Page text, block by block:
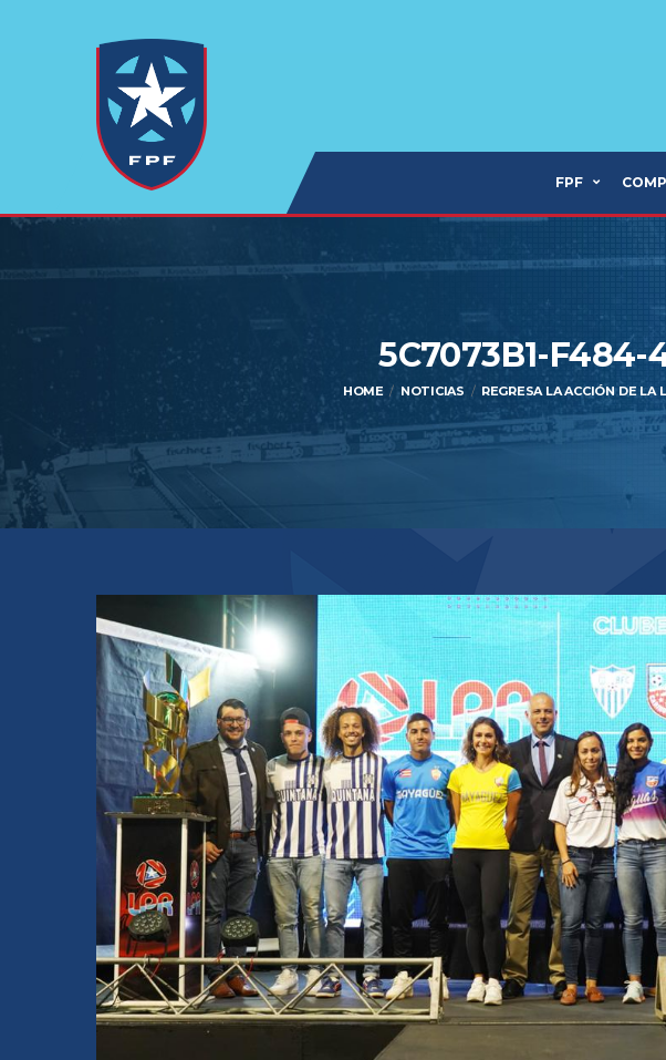
FPF
5C7073B1-F484-
HOME NOTICIAS REGRESA LA ACCIÓN DE